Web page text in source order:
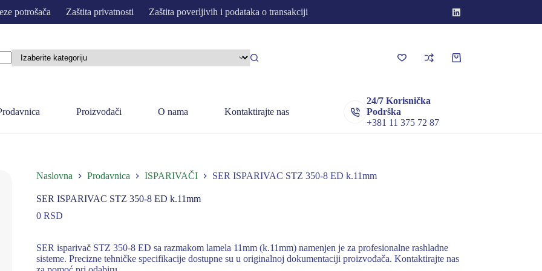
potrošača Zaštita privatnosti Zaštita poverljivih i podataka o transakciji
Korpa
Proizvođači O nama Kontaktirajte nas
24/7 Korisnička
Podrška
+381 11 375 72 87
Naslovna Prodavnica ISPARIVAČI SER ISPARIVAC STZ 350-8 ED k.11mm
SER ISPARIVAC STZ 350-8 ED k.11mm
0 RSD
SER isparivač STZ 350-8 ED sa razmakom lamela 11mm (k.11mm) namenjen je za profesionalne rashladne
sisteme. Precizne tehničke specifikacije dostupne su u originalnoj dokumentaciji proizvođača. Kontaktirajte nas